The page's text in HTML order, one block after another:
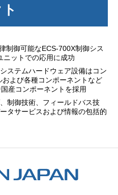
制御可能なECS-700X制御シス
ニットでの応用に成功
ステムハードウェア設備はコン
および各種コンポーネントなど
産コンポーネントを採用
制御技術、フィールドバス技
タサービスおよび情報の包括的